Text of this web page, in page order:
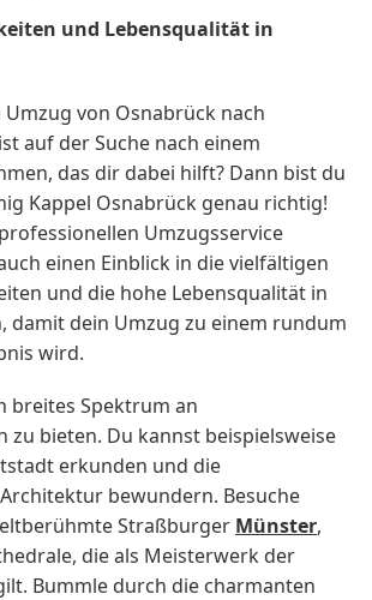
und Lebensqualität in
von Osnabrück nach
auf der Suche nach einem
das dir dabei hilft? Dann bist du
Kappel Osnabrück genau richtig!
Umzugsservice
einen Einblick in die vielfältigen
und die hohe Lebensqualität in
damit dein Umzug zu einem rundum
wird.
breites Spektrum an
zu bieten. Du kannst beispielsweise
erkunden und die
bewundern. Besuche
Straßburger Münster,
die als Meisterwerk der
Bummle durch die charmanten